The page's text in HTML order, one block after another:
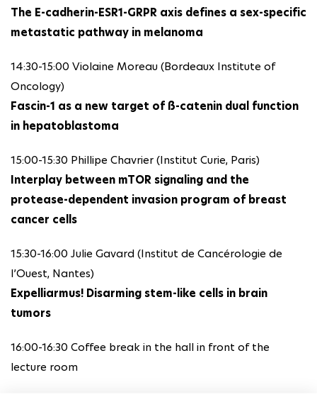
The E-cadherin-ESR1-GRPR axis defines a sex-specific
metastatic pathway in melanoma
14:30-15:00 Violaine Moreau (Bordeaux Institute of
Oncology)
Fascin-1 as a new target of ß-catenin dual function
in hepatoblastoma
15:00-15:30 Phillipe Chavrier (Institut Curie, Paris)
Interplay between mTOR signaling and the
protease-dependent invasion program of breast
cancer cells
15:30-16:00 Julie Gavard (Institut de Cancérologie de
l’Ouest, Nantes)
Expelliarmus! Disarming stem-like cells in brain
tumors
16:00-16:30 Coffee break in the hall in front of the
lecture room